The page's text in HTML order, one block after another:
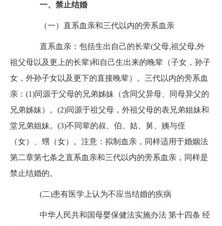
一、禁止结婚
（一）直系血亲和三代以内的旁系血亲
直系血亲：包括生出自己的长辈(父母,祖父母,外
祖父母以及更上的长辈)和自己生出来的晚辈（子女，孙子
女，外孙子女以及更下的直接晚辈）。三代以内的旁系血
亲：(1)同源于父母的兄弟姊妹（含同父异母、同母异父的
兄弟姊妹）。(2)同源于祖父母，外祖父母的表兄弟姐妹和
堂兄弟姐妹。(3)不同辈的叔、伯、姑、舅、姨与侄
（女）、甥（女）。注意：拟制血亲，同样适用于婚姻法
第二章第七条之直系血亲和三代以内的旁系血亲，同样是
禁止结婚的。
(二)患有医学上认为不应当结婚的疾病
中华人民共和国母婴保健法实施办法 第十四条 经